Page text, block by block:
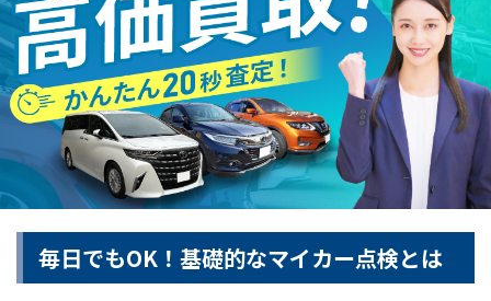
毎日でもOK！基礎的なマイカー点検とは